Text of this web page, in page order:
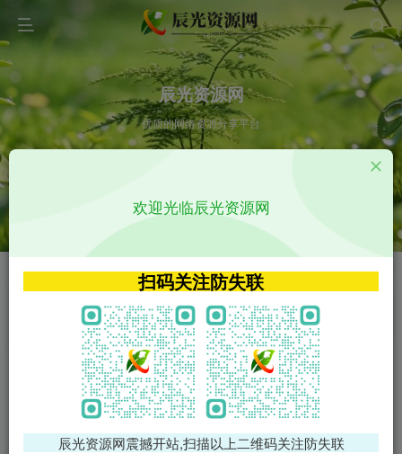
辰光资源网
优质的网络资源分享平台
VIP特权介绍 APP源码
VIP特权介绍
火
VIP特权介绍
影视源码
影视源码
免费领支付宝红包
腾讯轻量4核4G3M服务器38元/
欢迎光临辰光资源网
扫码关注防失联
辰光资源网震撼开站,扫描以上二维码关注防失联